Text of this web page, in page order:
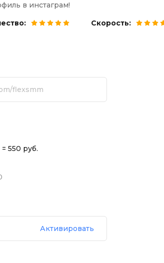
в инстаграм!
Скорость:
= 550 руб.
Активировать